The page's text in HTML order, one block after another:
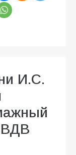
И.С.